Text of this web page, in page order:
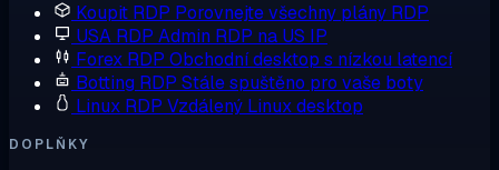
Koupit RDP Porovnejte všechny plány RDP
USA RDP Admin RDP na US IP
Forex RDP Obchodní desktop s nízkou latencí
Botting RDP Stále spuštěno pro vaše boty
Linux RDP Vzdálený Linux desktop
DOPLŇKY